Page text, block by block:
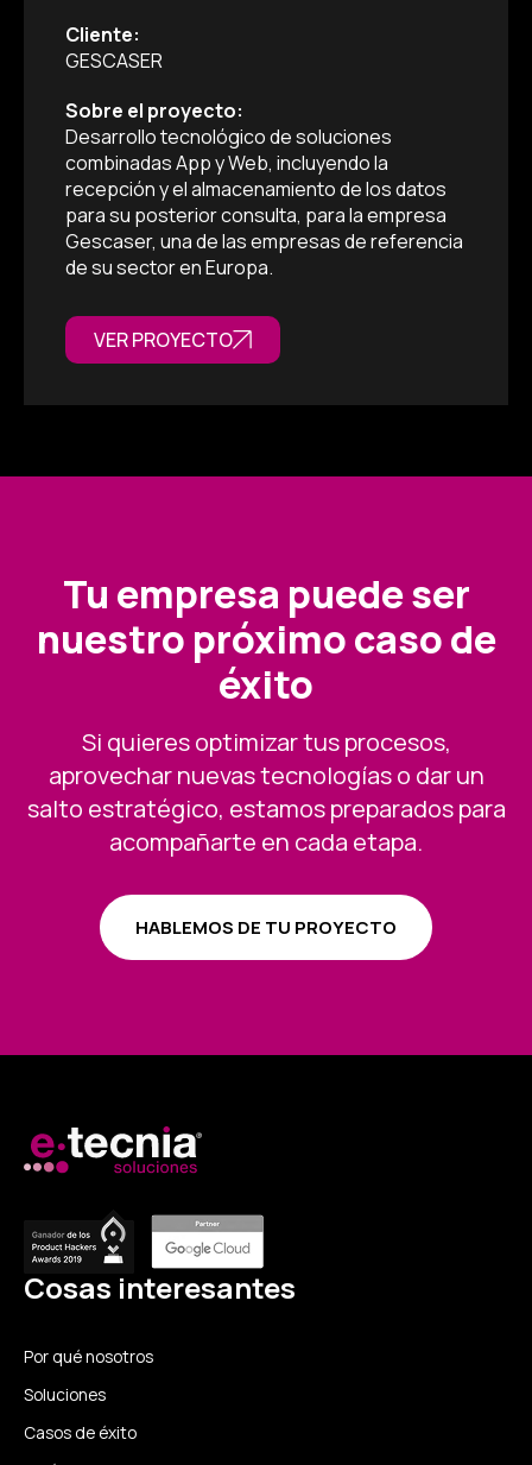
Cliente:
GESCASER
Sobre el proyecto:
Desarrollo tecnológico de soluciones
combinadas App y Web, incluyendo la
recepción y el almacenamiento de los datos
para su posterior consulta, para la empresa
Gescaser, una de las empresas de referencia
de su sector en Europa.
VER PROYECTO
Tu empresa puede ser
nuestro próximo caso de
éxito
Si quieres optimizar tus procesos,
aprovechar nuevas tecnologías o dar un
salto estratégico, estamos preparados para
acompañarte en cada etapa.
HABLEMOS DE TU PROYECTO
Cosas interesantes
Por qué nosotros
Soluciones
Casos de éxito